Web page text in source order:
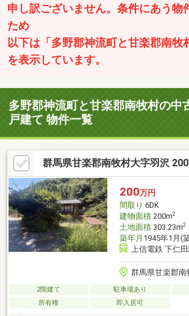
申し訳ございません。条件にあう物
ため
以下は「多野郡神流町と甘楽郡南牧
を表示しています。
多野郡神流町と甘楽郡南牧村の中
戸建て 物件一覧
群馬県甘楽郡南牧村大字羽沢
200万円
間取り 6DK
建物面積200m2
土地面積303.23m2
築年月 1945年1月(
上信電鉄 下仁
群馬県甘楽郡南
2階建て 駐車場あり
所有権
即入居可